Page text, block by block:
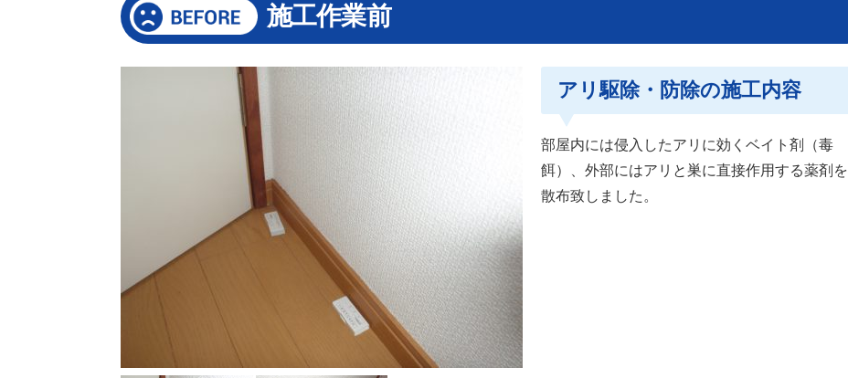
施工作業前
アリ駆除・防除の施工内容
部屋内には侵入したアリに効くベイト剤（毒
餌）、外部にはアリと巣に直接作用する薬剤を
散布致しました。